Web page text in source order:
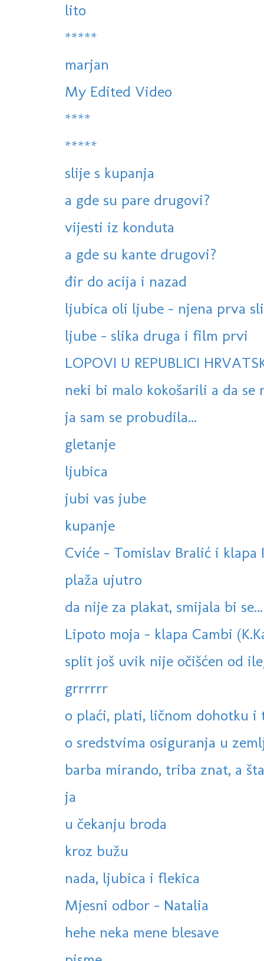
lito
*****
marjan
My Edited Video
****
*****
slije s kupanja
a gde su pare drugovi?
vijesti iz konduta
a gde su kante drugovi?
đir do acija i nazad
ljubica oli ljube - njena prva
ljube - slika druga i film prvi
LOPOVI U REPUBLICI
neki bi malo kokošarili a da se
ja sam se probudila...
gletanje
ljubica
jubi vas jube
kupanje
Cviće - Tomislav Bralić i klapa
plaža ujutro
da nije za plakat, smijala bi se...
Lipoto moja - klapa Cambi
split još uvik nije očišćen od
grrrrrr
o plaći, plati, ličnom dohotku i
o sredstvima osiguranja u
barba mirando, triba znat, a
ja
u čekanju broda
kroz bužu
nada, ljubica i flekica
Mjesni odbor - Natalia
hehe neka mene blesave